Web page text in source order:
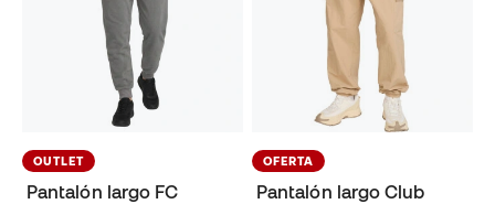
OUTLET
Pantalón largo FC
OFERTA
Pantalón largo Club